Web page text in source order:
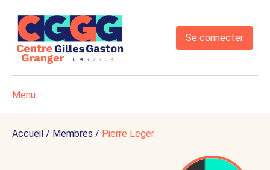
Se connecter
Menu
Accueil / Membres / Pierre Leger